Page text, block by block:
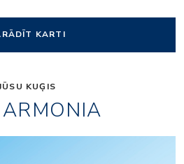
KARTI
KUĢIS